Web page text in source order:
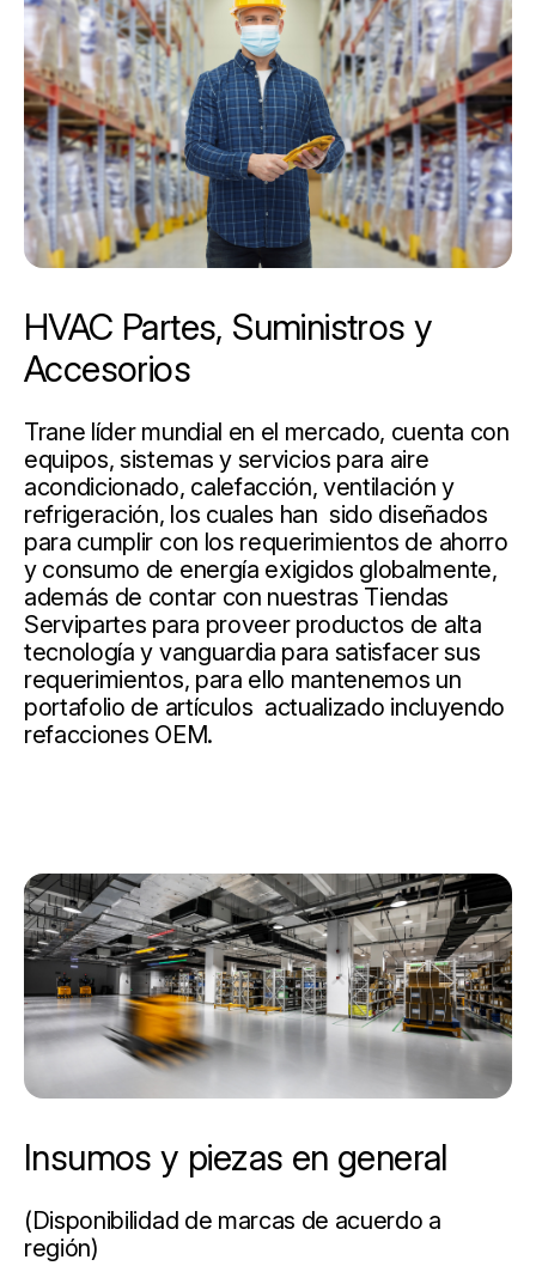
HVAC Partes, Suministros y
Accesorios
Trane líder mundial en el mercado, cuenta con
equipos, sistemas y servicios para aire
acondicionado, calefacción, ventilación y
refrigeración, los cuales han sido diseñados
para cumplir con los requerimientos de ahorro
y consumo de energía exigidos globalmente,
además de contar con nuestras Tiendas
Servipartes para proveer productos de alta
tecnología y vanguardia para satisfacer sus
requerimientos, para ello mantenemos un
portafolio de artículos actualizado incluyendo
refacciones OEM.
Insumos y piezas en general
(Disponibilidad de marcas de acuerdo a
región)